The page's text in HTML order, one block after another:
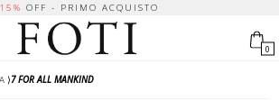
OFF - PRIMO ACQUISTO
0
⟩7 FOR ALL MANKIND